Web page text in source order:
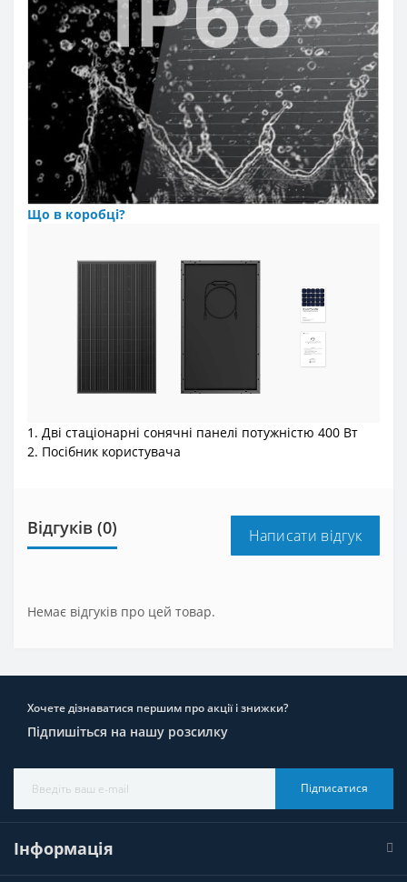
Що в коробці?
1. Дві стаціонарні сонячні панелі потужністю 400 Вт
2. Посібник користувача
Відгуків (0) Написати відгук
Немає відгуків про цей товар.
Хочете дізнаватися першим про акції і знижки?
Підпишіться на нашу розсилку
Підписатися
Інформація